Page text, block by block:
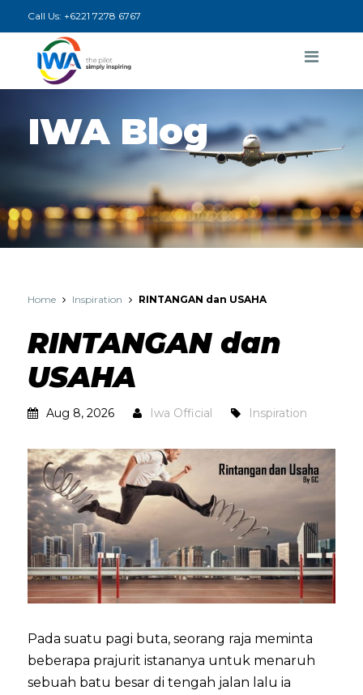
Call Us: +6221 7278 6767
IWA Blog
Home Inspiration RINTANGAN dan USAHA
RINTANGAN dan
USAHA
Aug 8, 2026 Iwa Official Inspiration
Pada suatu pagi buta, seorang raja meminta
beberapa prajurit istananya untuk menaruh
sebuah batu besar di tengah jalan lalu ia